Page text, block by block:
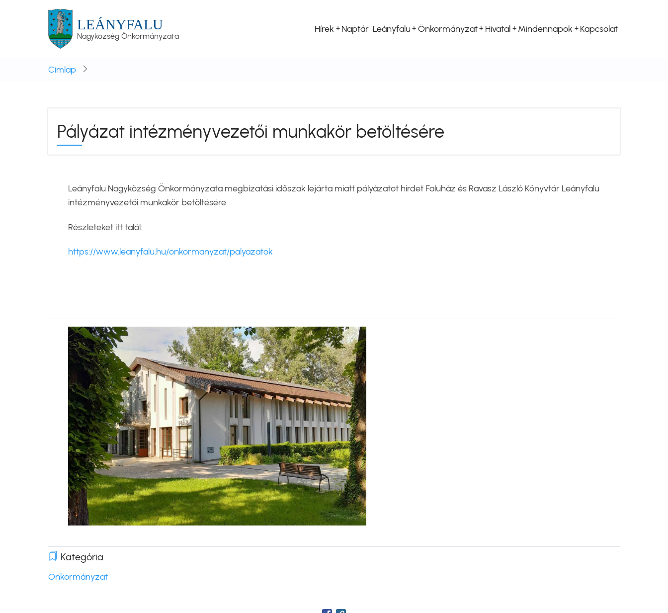
LEÁNYFALU
Nagyközség Önkormányzata
Hírek Naptár Leányfalu Önkormányzat Hivatal Mindennapok Kapcsolat
Címlap
Pályázat intézményvezetői munkakör betöltésére
Leányfalu Nagyközség Önkormányzata megbízatási időszak lejárta miatt pályázatot hirdet Faluház és Ravasz László Könyvtár Leányfalu
intézményvezetői munkakör betöltésére.
Részleteket itt talál:
https://www.leanyfalu.hu/onkormanyzat/palyazatok
Kategória
Önkormányzat